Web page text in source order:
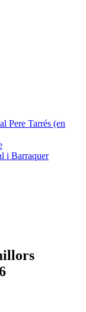
Pere Tarrés (en
i Barraquer